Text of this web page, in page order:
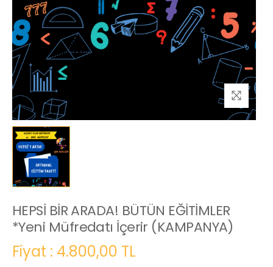
HEPSİ BİR ARADA! BÜTÜN EĞİTİMLER
*Yeni Müfredatı İçerir (KAMPANYA)
Fiyat : 4.800,00 TL